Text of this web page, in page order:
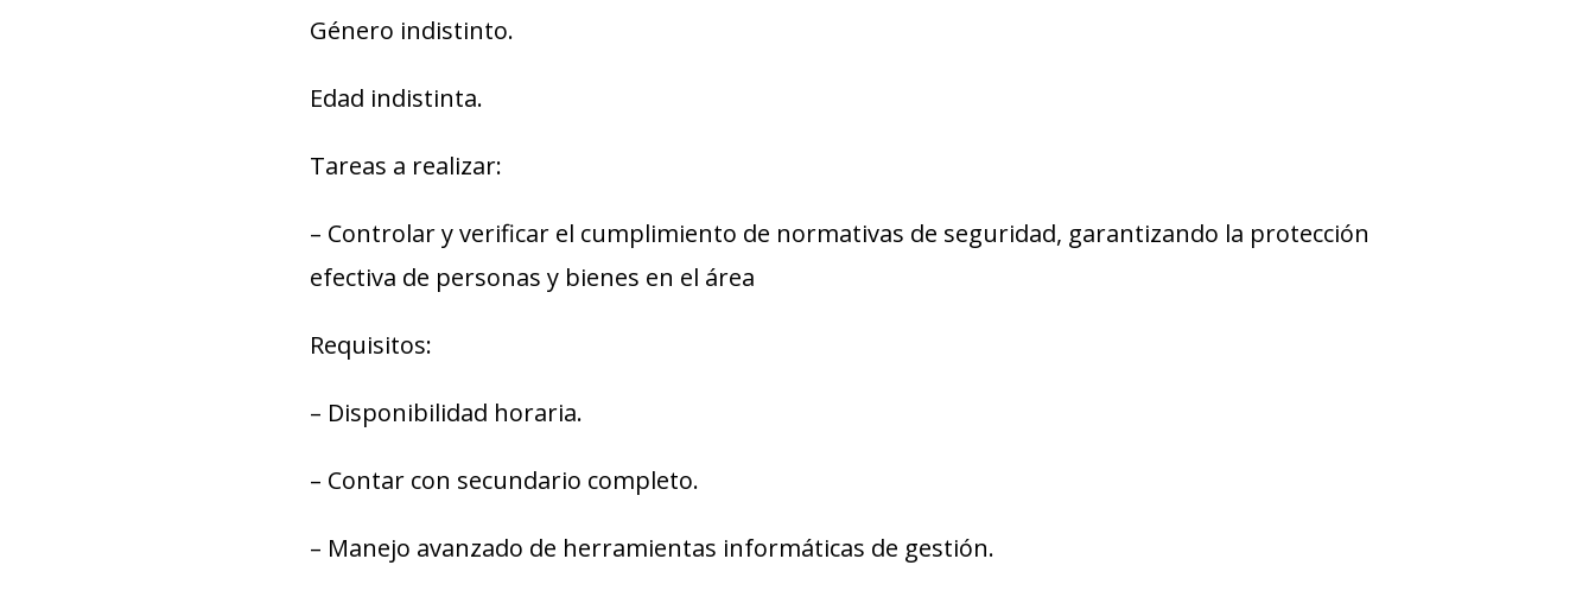
Género indistinto.
Edad indistinta.
Tareas a realizar:
– Controlar y verificar el cumplimiento de normativas de seguridad, garantizando la protección
efectiva de personas y bienes en el área
Requisitos:
– Disponibilidad horaria.
– Contar con secundario completo.
– Manejo avanzado de herramientas informáticas de gestión.